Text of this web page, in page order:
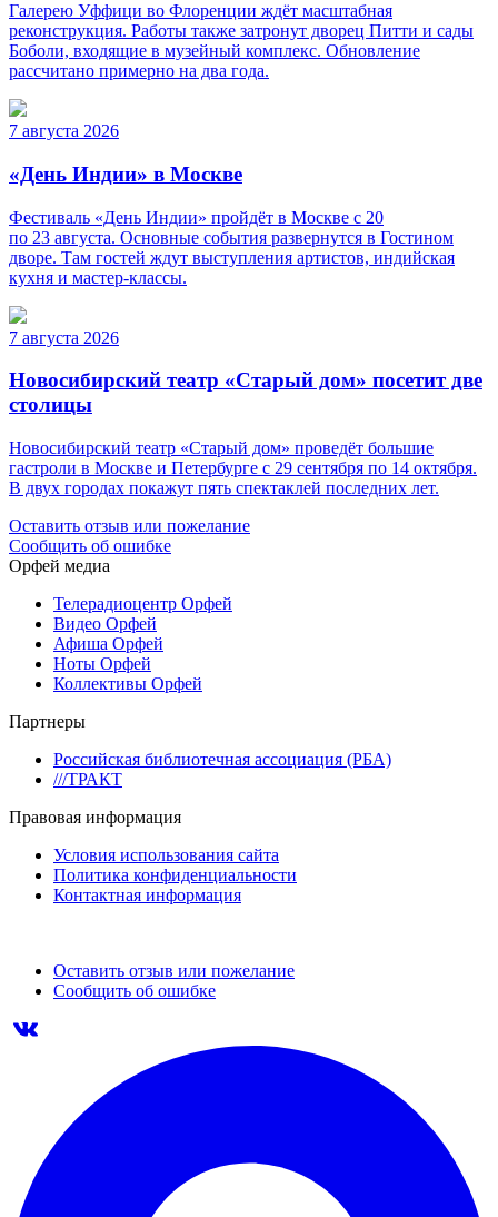
Галерею Уффици во Флоренции ждёт масштабная
реконструкция. Работы также затронут дворец Питти и сады
Боболи, входящие в музейный комплекс. Обновление
рассчитано примерно на два года.
7 августа 2026
«День Индии» в Москве
Фестиваль «День Индии» пройдёт в Москве с 20
по 23 августа. Основные события развернутся в Гостином
дворе. Там гостей ждут выступления артистов, индийская
кухня и мастер-классы.
7 августа 2026
Новосибирский театр «Старый дом» посетит две
столицы
Новосибирский театр «Старый дом» проведёт большие
гастроли в Москве и Петербурге с 29 сентября по 14 октября.
В двух городах покажут пять спектаклей последних лет.
Оставить отзыв или пожелание
Сообщить об ошибке
Орфей медиа
Телерадиоцентр Орфей
Видео Орфей
Афиша Орфей
Ноты Орфей
Коллективы Орфей
Партнеры
Российская библиотечная ассоциация (РБА)
///ТРАКТ
Правовая информация
Условия использования сайта
Политика конфиденциальности
Контактная информация
Оставить отзыв или пожелание
Сообщить об ошибке